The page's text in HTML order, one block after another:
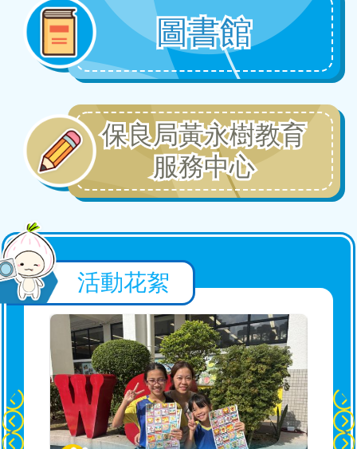
2026-07-13
第三十三屆香港小學數學奧林匹克
比賽
2026-07-13
華夏盃全國數學奧林匹克全國總決
賽2026
2026-07-13
2026-07-13
粵港澳大灣區數學競賽選拔賽及總
決賽2026
2026-07-11
2025-26 交通安全隊「認識機場特
警工作」
圖書館
保良局黃永樹教育
服務中心
活動花絮